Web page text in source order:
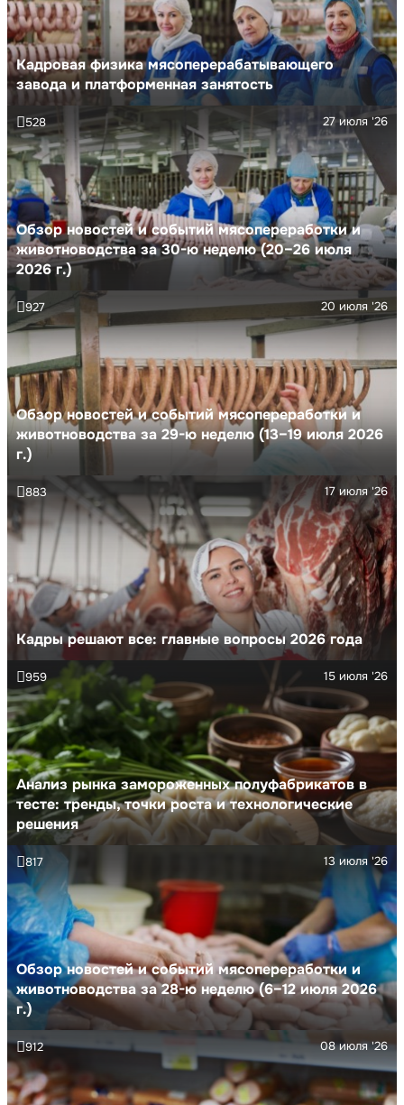
Кадровая физика мясоперерабатывающего
завода и платформенная занятость
Обзор новостей и событий мясопереработки и
животноводства за 30-ю неделю (20–26 июля
2026 г.)
27 июля '26
528
Обзор новостей и событий мясопереработки и
животноводства за 29-ю неделю (13–19 июля 2026
г.)
20 июля '26
927
Кадры решают все: главные вопросы 2026 года
17 июля '26
883
Анализ рынка замороженных полуфабрикатов в
тесте: тренды, точки роста и технологические
решения
15 июля '26
959
Обзор новостей и событий мясопереработки и
животноводства за 28-ю неделю (6–12 июля 2026
г.)
13 июля '26
817
08 июля '26
912